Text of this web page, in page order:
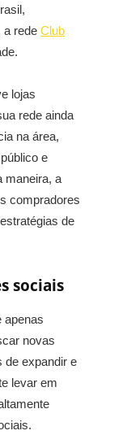
a rede Club
lojas
rede ainda
na área,
e
maneira, a
compradores
de
sociais
apenas
novas
de expandir e
levar em